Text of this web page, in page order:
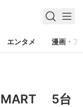
エンタメ 漫画・ア
5台